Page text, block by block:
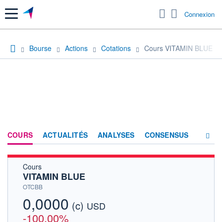
Menu Connexion
Bourse Actions Cotations Cours VITAMIN BLUE
COURS ACTUALITÉS ANALYSES CONSENSUS
Cours
VITAMIN BLUE
OTCBB
0,0000 (c) USD
-100,00%